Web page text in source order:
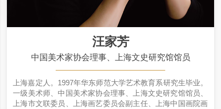
汪家芳
中国美术家协会理事、上海文史研究馆馆员
上海嘉定人。1997年华东师范大学艺术教育系研究生毕业。
一级美术师、中国美术家协会理事、上海文史研究馆馆员、
上海市文联委员、上海画艺委员会副主任、上海中国画院画